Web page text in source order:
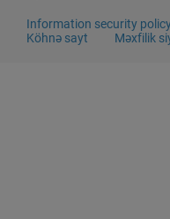
Information security
Köhnə sayt
Məxfilik